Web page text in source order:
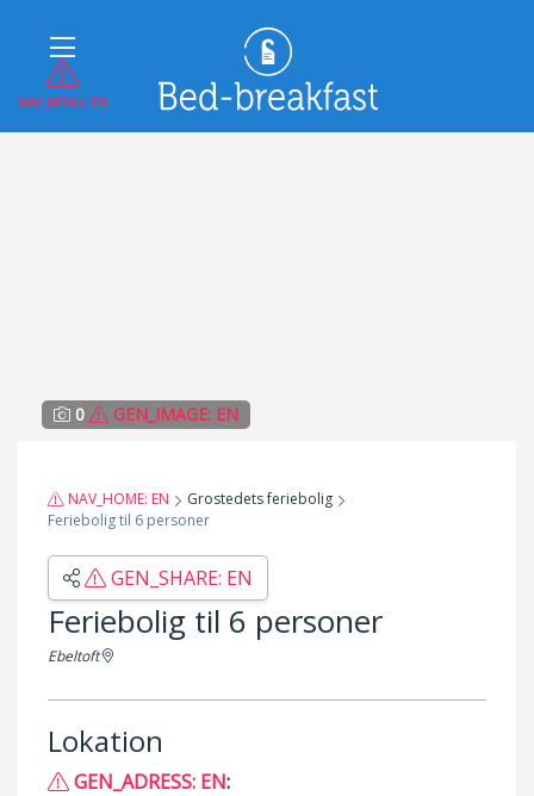
NAV_MENU: EN
0 GEN_IMAGE: EN
NAV_HOME: EN
Grostedets feriebolig
Feriebolig til 6 personer
GEN_SHARE: EN
Feriebolig til 6 personer
Ebeltoft
Lokation
GEN_ADRESS: EN: